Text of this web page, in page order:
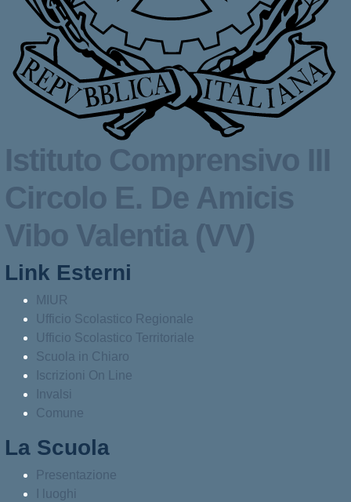
Istituto Comprensivo III
Circolo E. De Amicis
Vibo Valentia (VV)
Link Esterni
MIUR
Ufficio Scolastico Regionale
Ufficio Scolastico Territoriale
Scuola in Chiaro
Iscrizioni On Line
Invalsi
Comune
La Scuola
Presentazione
I luoghi